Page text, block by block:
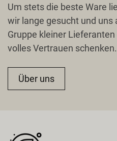
Um stets die beste Ware
wir lange gesucht und uns
Gruppe kleiner
volles Vertrauen schenken.
Über uns